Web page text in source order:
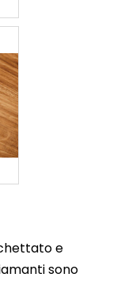
e
sono